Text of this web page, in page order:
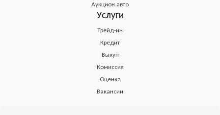
Аукцион авто
Услуги
Трейд-ин
Кредит
Выкуп
Комиссия
Оценка
Вакансии